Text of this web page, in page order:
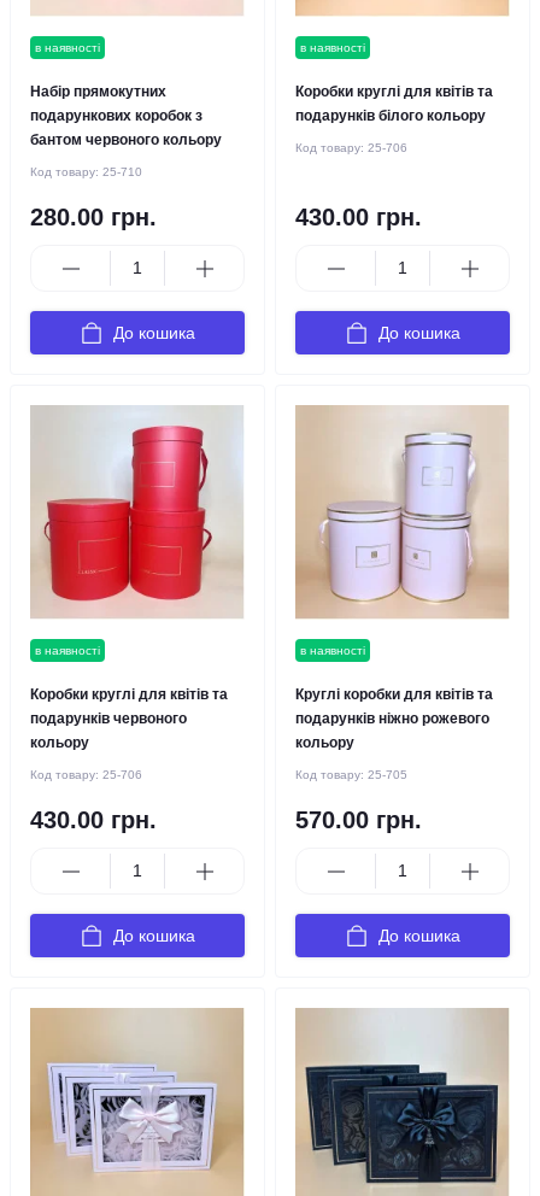
в наявності
Набір прямокутних
подарункових коробок з
бантом червоного кольору
Код товару: 25-710
280.00 грн.
До кошика
в наявності
Коробки круглі для квітів та
подарунків білого кольору
Код товару: 25-706
430.00 грн.
До кошика
в наявності
Коробки круглі для квітів та
подарунків червоного
кольору
Код товару: 25-706
430.00 грн.
До кошика
в наявності
Круглі коробки для квітів та
подарунків ніжно рожевого
кольору
Код товару: 25-705
570.00 грн.
До кошика